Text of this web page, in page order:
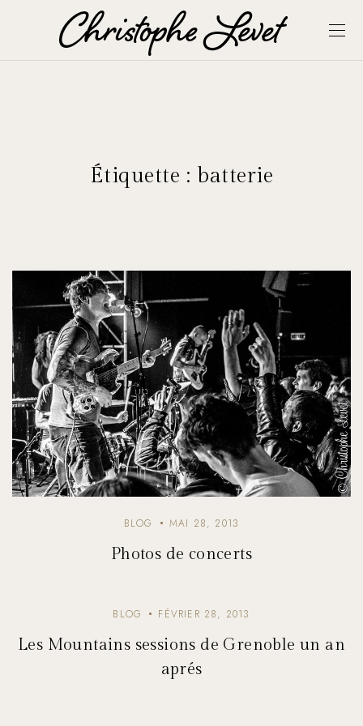
Étiquette : batterie
BLOG MAI 28, 2013
Photos de concerts
BLOG FÉVRIER 28, 2013
Les Mountains sessions de Grenoble un an
aprés